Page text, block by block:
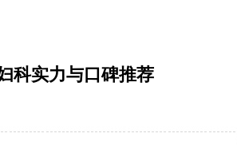
科实力与口碑推荐